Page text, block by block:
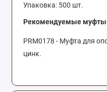
Упаковка: 500 шт.
Рекомендуемые муфты
PRM0178 - Муфта для
цинк.